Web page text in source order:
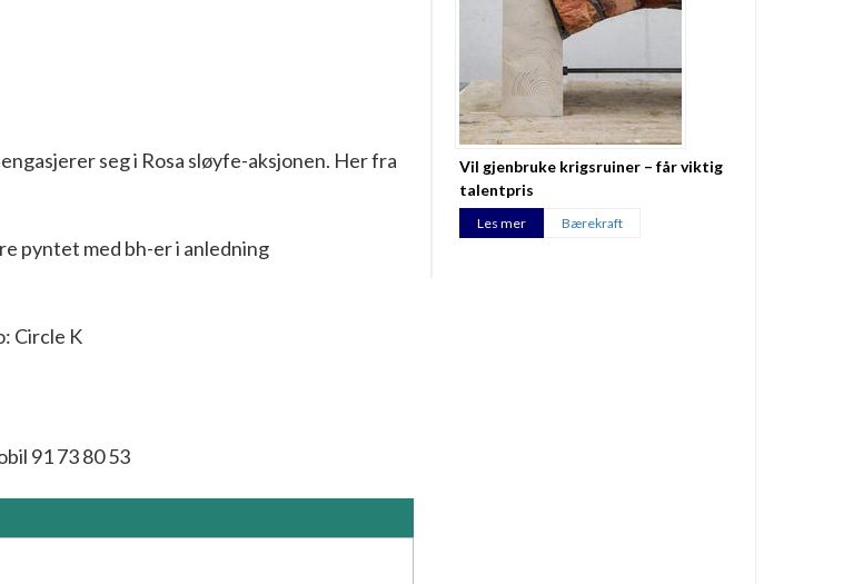
seg i Rosa sløyfe-aksjonen. Her fra
pyntet med bh-er i anledning
Circle K
91 73 80 53
Vil gjenbruke krigsruiner – får viktig
talentpris
Les mer Bærekraft